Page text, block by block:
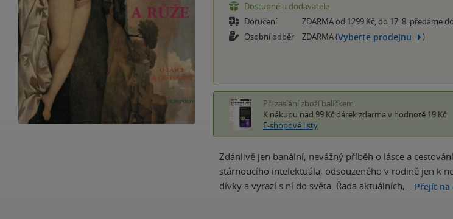
Dostupné u dodavatele
Doručení
ZDARMA od 1299 Kč, do 17. 8. předáme
Osobní odběr
ZDARMA (Vyberte prodejnu )
Při zaslání zboží balíčkem
K nákupu nad 99 Kč dárek zdarma v hodnotě 19 Kč
E-shopové listy
Zdánlivě jen banální, nevážný příběh o lásce a
stárnoucího intelektuála, odsouzeného v rodině jen k
dívky a vyrazí s ní do světa. Řada aktuálních,… Přejít na